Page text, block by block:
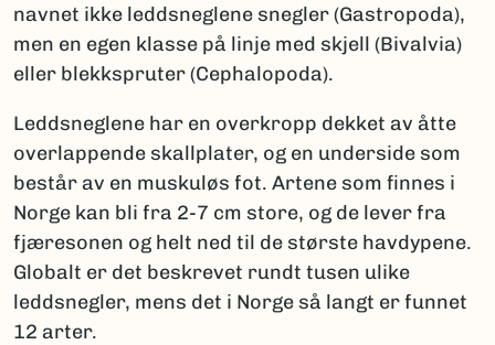
navnet ikke leddsneglene snegler (Gastropoda),
men en egen klasse på linje med skjell (Bivalvia)
eller blekkspruter (Cephalopoda).
Leddsneglene har en overkropp dekket av åtte
overlappende skallplater, og en underside som
består av en muskuløs fot. Artene som finnes i
Norge kan bli fra 2-7 cm store, og de lever fra
fjæresonen og helt ned til de største havdypene.
Globalt er det beskrevet rundt tusen ulike
leddsnegler, mens det i Norge så langt er funnet
12 arter.